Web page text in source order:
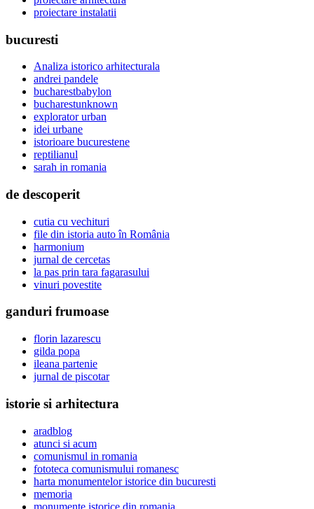
proiectare instalatii
bucuresti
Analiza istorico arhitecturala
andrei pandele
bucharestbabylon
bucharestunknown
explorator urban
idei urbane
istorioare bucurestene
reptilianul
sarah in romania
de descoperit
cutia cu vechituri
file din istoria auto în România
harmonium
jurnal de cercetas
la pas prin tara fagarasului
vinuri povestite
ganduri frumoase
florin lazarescu
gilda popa
ileana partenie
jurnal de piscotar
istorie si arhitectura
aradblog
atunci si acum
comunismul in romania
fototeca comunismului romanesc
harta monumentelor istorice din bucuresti
memoria
monumente istorice din romania